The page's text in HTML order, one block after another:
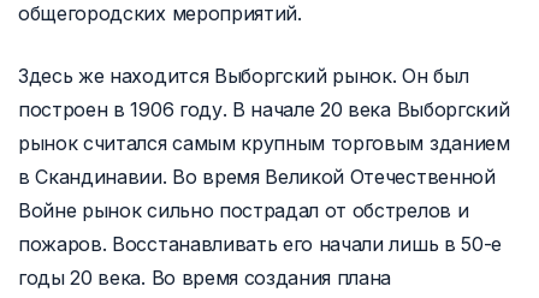
общегородских мероприятий.
Здесь же находится Выборгский рынок. Он был
построен в 1906 году. В начале 20 века Выборгский
рынок считался самым крупным торговым зданием
в Скандинавии. Во время Великой Отечественной
Войне рынок сильно пострадал от обстрелов и
пожаров. Восстанавливать его начали лишь в 50-е
годы 20 века. Во время создания плана